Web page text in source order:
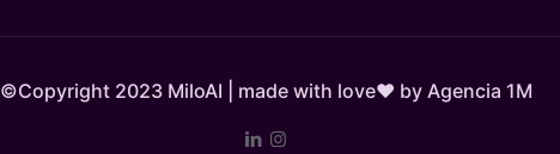
©Copyright 2023 MiloAI | made with love❤️ by Agencia 1M